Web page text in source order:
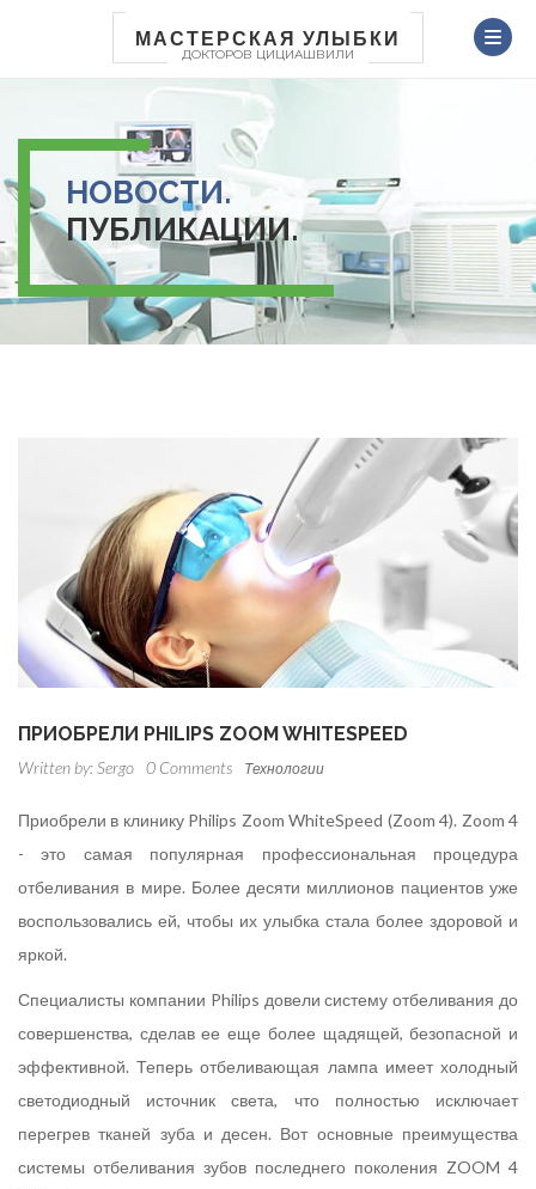
МАСТЕРСКАЯ УЛЫБКИ
ДОКТОРОВ ЦИЦИАШВИЛИ
НОВОСТИ.
ПУБЛИКАЦИИ.
ПРИОБРЕЛИ PHILIPS ZOOM WHITESPEED
Written by:Sergo 0 Comments Технологии
Приобрели в клинику Philips Zoom WhiteSpeed (Zoom 4). Zoom 4
- это самая популярная профессиональная процедура
отбеливания в мире. Более десяти миллионов пациентов уже
воспользовались ей, чтобы их улыбка стала более здоровой и
яркой.
Специалисты компании Philips довели систему отбеливания до
совершенства, сделав ее еще более щадящей, безопасной и
эффективной. Теперь отбеливающая лампа имеет холодный
светодиодный источник света, что полностью исключает
перегрев тканей зуба и десен. Вот основные преимущества
системы отбеливания зубов последнего поколения ZOOM 4